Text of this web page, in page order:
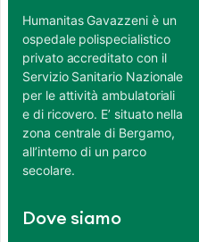
Humanitas Gavazzeni è un
ospedale polispecialistico
privato accreditato con il
Servizio Sanitario Nazionale
per le attività ambulatoriali
e di ricovero. E’ situato nella
zona centrale di Bergamo,
all’interno di un parco
secolare.
Dove siamo